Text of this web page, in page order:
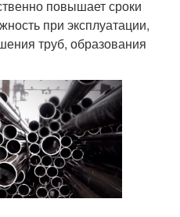
повышает сроки
при эксплуатации,
труб, образования